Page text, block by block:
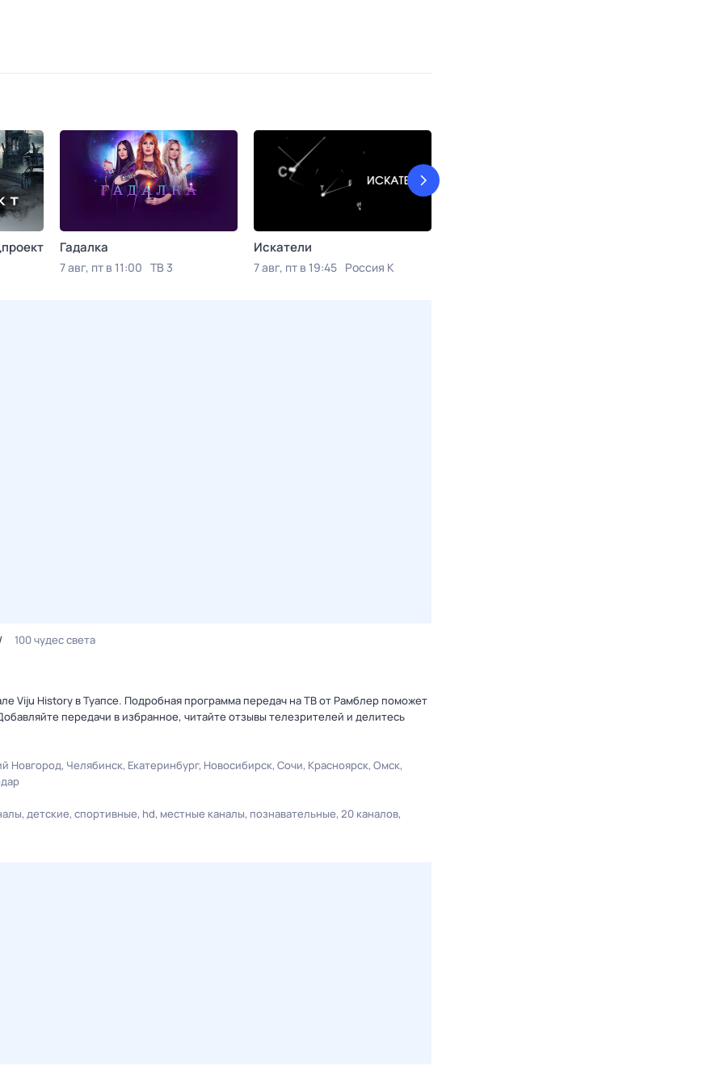
Гадалка
7 авг, пт в 11:00 ТВ 3
Искатели
7 авг, пт в 19:45 Россия К
100 чудес света
Viju History в Туапсе. Подробная программа передач на ТВ от Рамблер поможет
передачи в избранное, читайте отзывы телезрителей и делитесь
Новгород Челябинск Екатеринбург Новосибирск Сочи Красноярск Омск
детские спортивные hd местные каналы познавательные 20 каналов